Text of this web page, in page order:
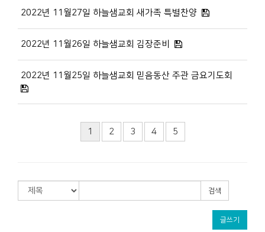
2022년 11월27일 하늘샘교회 새가족 특별찬양
2022년 11월26일 하늘샘교회 김장준비
2022년 11월25일 하늘샘교회 믿음동산 주관 금요기도회
1 2 3 4 5
검색
글쓰기